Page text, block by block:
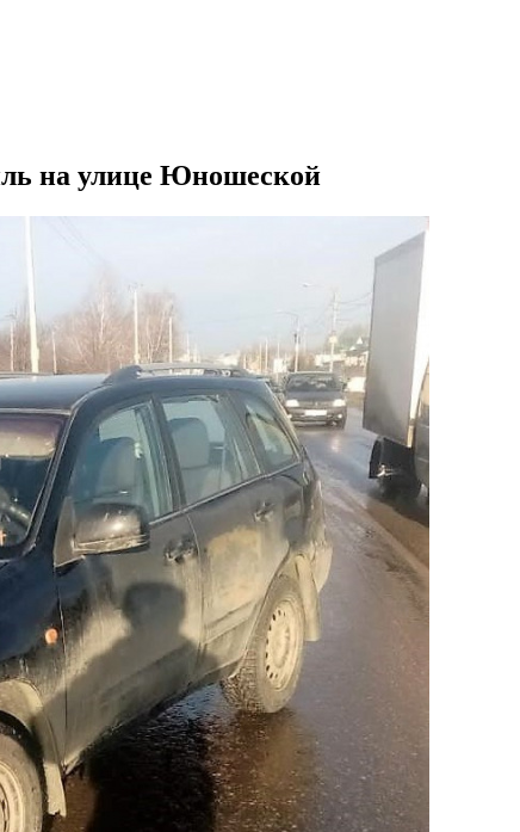
на улице Юношеской